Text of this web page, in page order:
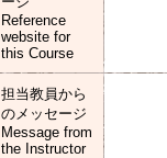
Reference
website for
this Course
担当教員から
のメッセージ
Message from
the Instructor